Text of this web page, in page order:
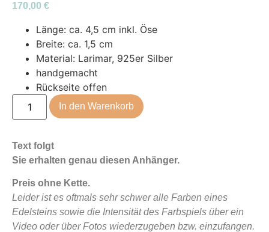
170,00 €
Länge: ca. 4,5 cm inkl. Öse
Breite: ca. 1,5 cm
Material: Larimar, 925er Silber
handgemacht
Rückseite offen
In den Warenkorb
Text folgt
Sie erhalten genau diesen Anhänger.
Preis ohne Kette.
Leider ist es oftmals sehr schwer alle Farben eines
Edelsteins sowie die Intensität des Farbspiels über ein
Video oder über Fotos wiederzugeben bzw. einzufangen.